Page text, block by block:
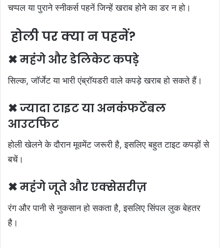
चप्पल या पुराने स्नीकर्स पहनें जिन्हें खराब होने का डर न हो।
होली पर क्या न पहनें?
✖ महंगे और डेलिकेट कपड़े
सिल्क, जॉर्जेट या भारी एंब्रॉयडरी वाले कपड़े खराब हो सकते हैं।
✖ ज्यादा टाइट या अनकंफर्टेबल
आउटफिट
होली खेलने के दौरान मूवमेंट जरूरी है, इसलिए बहुत टाइट कपड़ों से
बचें।
✖ महंगे जूते और एक्सेसरीज़
रंग और पानी से नुकसान हो सकता है, इसलिए सिंपल लुक बेहतर
है।